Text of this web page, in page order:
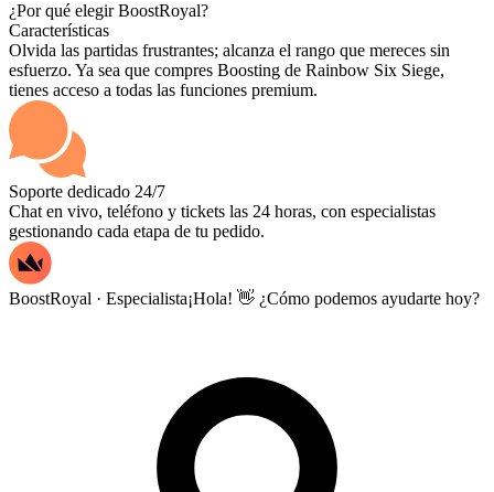
¿Por qué elegir BoostRoyal?
Características
Olvida las partidas frustrantes; alcanza el rango que mereces sin
esfuerzo. Ya sea que compres Boosting de Rainbow Six Siege,
tienes acceso a todas las funciones premium.
Soporte dedicado 24/7
Chat en vivo, teléfono y tickets las 24 horas, con especialistas
gestionando cada etapa de tu pedido.
BoostRoyal · Especialista¡Hola! 👋 ¿Cómo podemos ayudarte hoy?